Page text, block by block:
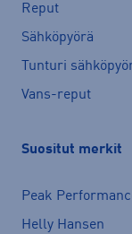
Reput
Sähköpyörä
Tunturi
Vans-reput
Suositut merkit
Peak
Helly Hansen